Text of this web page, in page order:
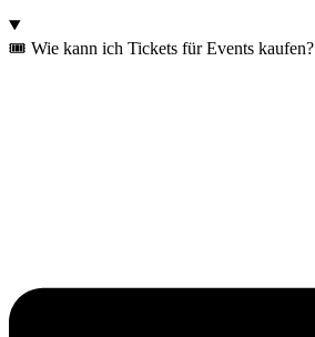
🎟️ Wie kann ich Tickets für Events kaufen?